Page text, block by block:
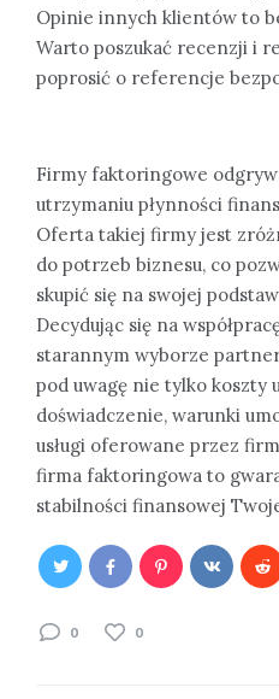
Opinie innych klientów to
Warto poszukać recenzji i
poprosić o referencje
Firmy faktoringowe
utrzymaniu płynności
Oferta takiej firmy jest
do potrzeb biznesu, co
skupić się na swojej
Decydując się na
starannym wyborze
pod uwagę nie tylko koszty
doświadczenie, warunki
usługi oferowane przez
firma faktoringowa to
stabilności finansowej
0 0